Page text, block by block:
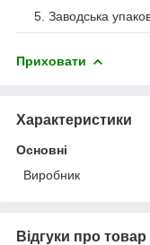
Заводська
Приховати
Характеристики
Основні
Виробник
Відгуки про товар